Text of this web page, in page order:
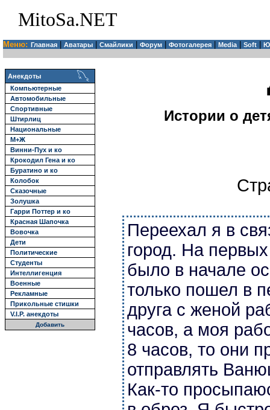
MitoSa.NET
Меню: Главная Аватары Смайлики Форум Фотогалерея Media| Soft
Анекдоты
Компьютерные
Автомобильные
Спортивные
Штирлиц
Национальные
М+Ж
Винни-Пух и ко
Крокодил Гена и ко
Буратино и ко
Колобок
Сказочные
Золушка
Гарри Поттер и ко
Красная Шапочка
Вовочка
Дети
Политические
Студенты
Интеллигенция
Военные
Рекламные
Прикольные стишки
V.I.P. анекдоты
Добавить
Истории о
Переехал я в
город. На
было в начале
только пошел в
друга с женой
часов, а моя
8 часов, то они
отправлять
Как-то